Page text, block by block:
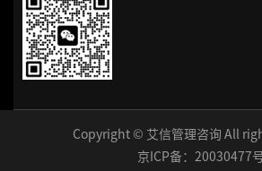
Copyright © 艾信管理咨询 All
京ICP备：20030477